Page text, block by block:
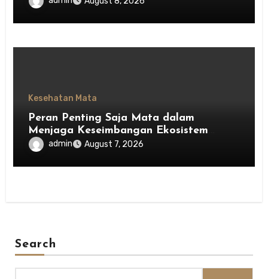
Kesehatan Mata
Peran Penting Saja Mata dalam
Menjaga Keseimbangan Ekosistem
Indonesia
admin August 7, 2026
Search